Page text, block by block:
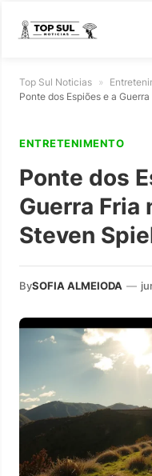
Top Sul Noticias »
Ponte dos Espiões e a
ENTRETENIMENTO
Ponte dos
Guerra Fria
Steven
BySOFIA ALMEIODA —